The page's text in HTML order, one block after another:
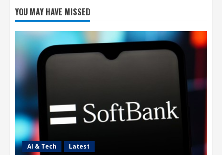
2
triển AI cho robot hình người
7 Tháng 8 2026, 22:20
SpaceX và Tesla đầu tư 16,8 tỷ USD xây
nhà máy chip AI tại Texas
4
Ba công ty điển hình phát triển công nghệ
trồng cây trên Mặt Trăng
7 Tháng 8 2026, 12:00
YOU MAY HAVE MISSED
AI & Tech Latest